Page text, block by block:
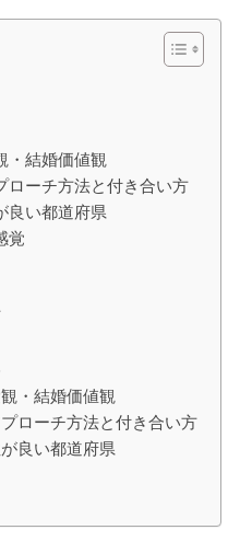
・結婚価値観
ローチ方法と付き合い方
良い都道府県
覚
・結婚価値観
ローチ方法と付き合い方
良い都道府県